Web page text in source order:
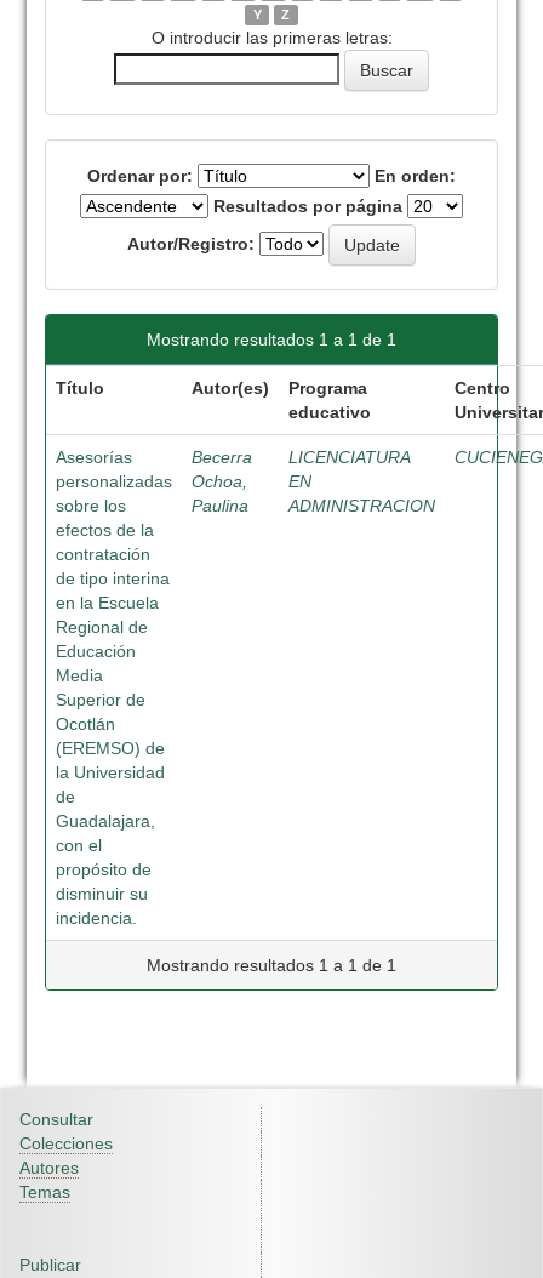
Y
Z
O introducir las primeras letras:
Ordenar por:
En orden:
Resultados por página
Autor/Registro:
Mostrando resultados 1 a 1 de 1
Título Autor(es)
Programa
educativo
Centro
Asesorías
personalizadas
sobre los
efectos de la
contratación
de tipo interina
en la Escuela
Regional de
Educación
Media
Superior de
Ocotlán
(EREMSO) de
la Universidad
de
Guadalajara,
con el
propósito de
disminuir su
incidencia.
Becerra
Ochoa,
Paulina
LICENCIATURA
EN
ADMINISTRACION
Mostrando resultados 1 a 1 de 1
Consultar
Colecciones
Autores
Temas
Publicar